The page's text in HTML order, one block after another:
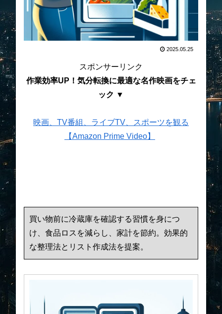
2025.05.25
スポンサーリンク
作業効率UP！気分転換に最適な名作映画をチェ
ック ▼
映画、TV番組、ライブTV、スポーツを観る
【Amazon Prime Video】
買い物前に冷蔵庫を確認する習慣を身につ
け、食品ロスを減らし、家計を節約。効果的
な整理法とリスト作成法を提案。